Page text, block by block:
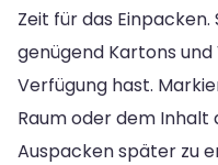
Zeit für das
genügend Kartons
Verfügung hast.
Raum oder dem Inhalt
Auspacken später zu